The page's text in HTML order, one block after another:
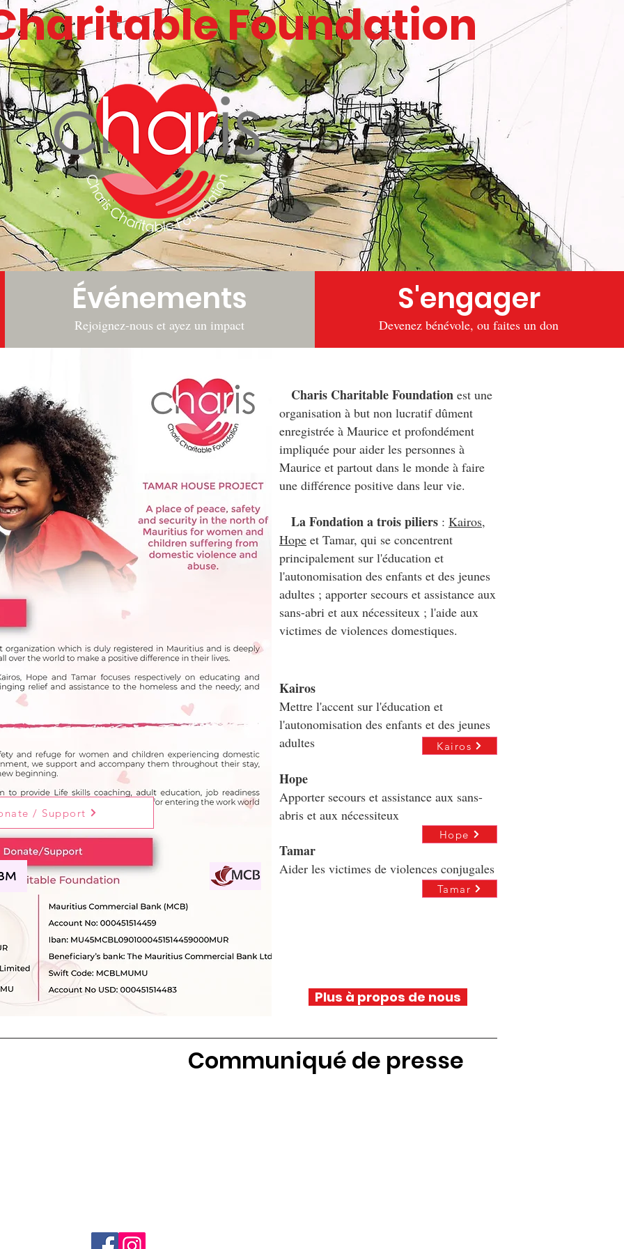
Foundation
Événements
Rejoignez-nous et ayez un impact
S'engager
Devenez bénévole, ou faites un don
/ Support
Charis Charitable Foundation est une
organisation à but non lucratif dûment
enregistrée à Maurice et profondément
impliquée pour aider les personnes à
Maurice et partout dans le monde à faire
une différence positive dans leur vie.
La Fondation a trois piliers : Kairos,
Hope et Tamar, qui se concentrent
principalement sur l'éducation et
l'autonomisation des enfants et des jeunes
adultes ; apporter secours et assistance aux
sans-abri et aux nécessiteux ; l'aide aux
victimes de violences domestiques.
Kairos
Mettre l'accent sur l'éducation et
l'autonomisation des enfants et des jeunes
adultes
Hope
Apporter secours et assistance aux sans-
abris et aux nécessiteux
Tamar
Aider les victimes de violences conjugales
Kairos
Hope
Tamar
Plus à propos de nous
Communiqué de presse